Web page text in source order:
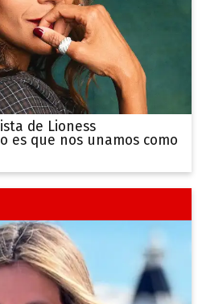
de Lioness
es que nos unamos como